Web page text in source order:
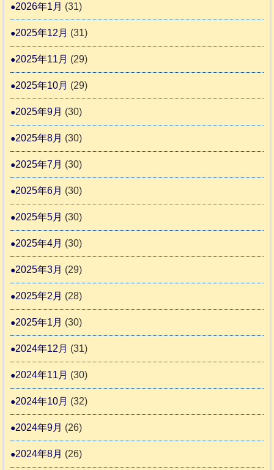
2026年1月 (31)
2025年12月 (31)
2025年11月 (29)
2025年10月 (29)
2025年9月 (30)
2025年8月 (30)
2025年7月 (30)
2025年6月 (30)
2025年5月 (30)
2025年4月 (30)
2025年3月 (29)
2025年2月 (28)
2025年1月 (30)
2024年12月 (31)
2024年11月 (30)
2024年10月 (32)
2024年9月 (26)
2024年8月 (26)